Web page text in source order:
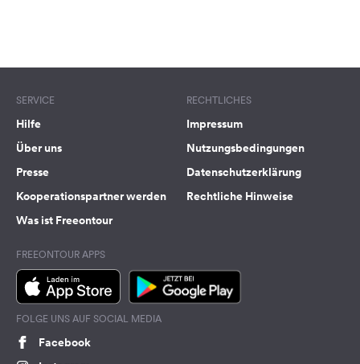
SERVICE
Hilfe
Über uns
Presse
Kooperationspartner werden
Was ist Freeontour
RECHTLICHES
Impressum
Nutzungsbedingungen
Datenschutzerklärung
Rechtliche Hinweise
FREEONTOUR APPS
FOLGE UNS AUF SOCIAL MEDIA
Facebook